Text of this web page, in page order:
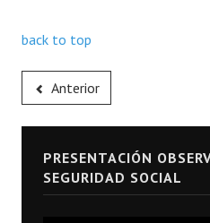
back to top
Anterior
PRESENTACIÓN
SEGURIDAD SOCIAL